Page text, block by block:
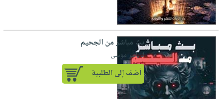
بث مباشر من الجحيم
لـ ياسر موسى
أضف إلى الطلبية